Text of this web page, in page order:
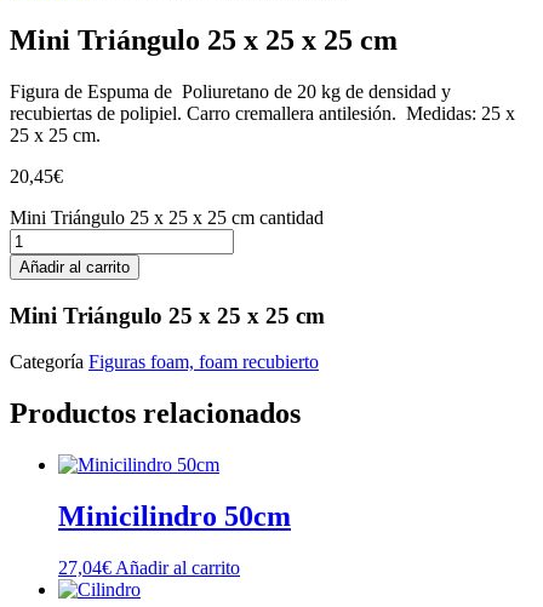
Mini Triángulo 25 x 25 x 25 cm
Figura de Espuma de Poliuretano de 20 kg de densidad y
recubiertas de polipiel. Carro cremallera antilesión. Medidas: 25 x
25 x 25 cm.
20,45€
Mini Triángulo 25 x 25 x 25 cm cantidad
Añadir al carrito
Mini Triángulo 25 x 25 x 25 cm
Categoría Figuras foam, foam recubierto
Productos relacionados
Minicilindro 50cm
27,04€ Añadir al carrito